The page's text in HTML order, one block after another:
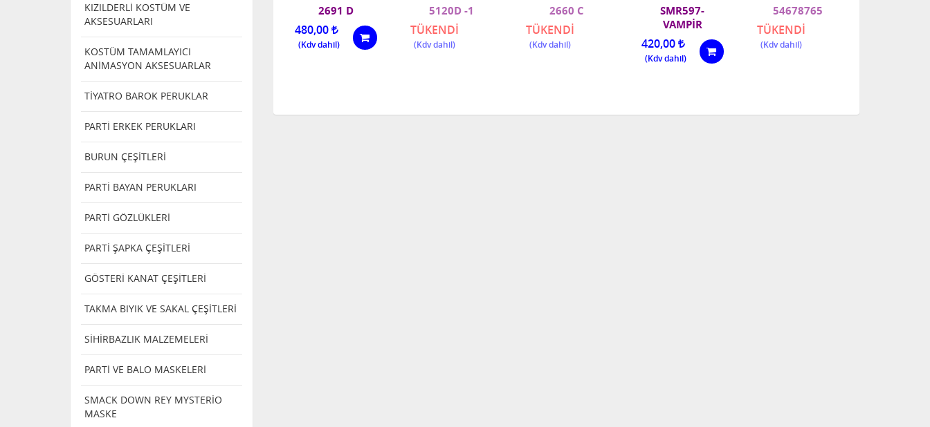
KIZILDERLİ KOSTÜM VE
AKSESUARLARI
KOSTÜM TAMAMLAYICI
ANİMASYON AKSESUARLAR
TİYATRO BAROK PERUKLAR
PARTİ ERKEK PERUKLARI
BURUN ÇEŞİTLERİ
PARTİ BAYAN PERUKLARI
PARTİ GÖZLÜKLERİ
PARTİ ŞAPKA ÇEŞİTLERİ
GÖSTERİ KANAT ÇEŞİTLERİ
TAKMA BIYIK VE SAKAL ÇEŞİTLERİ
SİHİRBAZLIK MALZEMELERİ
PARTİ VE BALO MASKELERİ
SMACK DOWN REY MYSTERİO
MASKE
9767
480,00
2691 D
480,00
5120D -1
TÜKENDİ
2660 C
TÜKENDİ
SMR597-
VAMPİR
420,00
54678765
TÜKENDİ